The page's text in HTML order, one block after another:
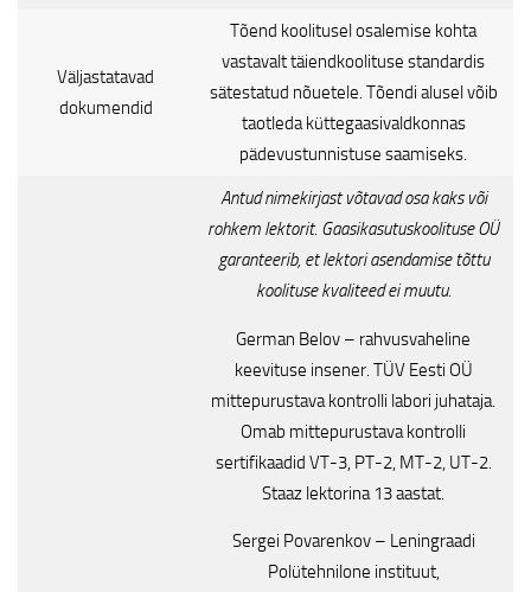
Väljastatavad
dokumendid
Tõend koolitusel osalemise kohta
vastavalt täiendkoolituse standardis
sätestatud nõuetele. Tõendi alusel võib
taotleda küttegaasivaldkonnas
pädevustunnistuse saamiseks.
Antud nimekirjast võtavad osa kaks või
rohkem lektorit. Gaasikasutuskoolituse OÜ
garanteerib, et lektori asendamise tõttu
koolituse kvaliteed ei muutu.
German Belov – rahvusvaheline
keevituse insener. TÜV Eesti OÜ
mittepurustava kontrolli labori juhataja.
Omab mittepurustava kontrolli
sertifikaadid VT-3, PT-2, MT-2, UT-2.
Staaz lektorina 13 aastat.
Sergei Povarenkov – Leningraadi
Polütehnilone instituut,